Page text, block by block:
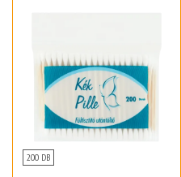
200 DB